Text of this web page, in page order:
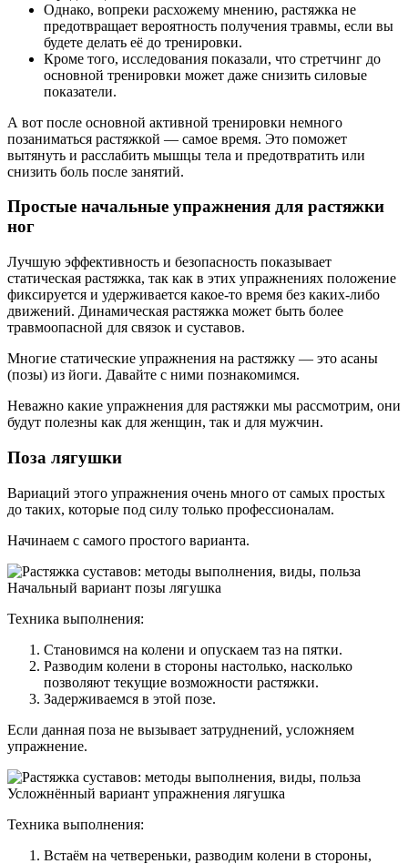
Однако, вопреки расхожему мнению, растяжка не
предотвращает вероятность получения травмы, если вы
будете делать её до тренировки.
Кроме того, исследования показали, что стретчинг до
основной тренировки может даже снизить силовые
показатели.
А вот после основной активной тренировки немного
позаниматься растяжкой — самое время. Это поможет
вытянуть и расслабить мышцы тела и предотвратить или
снизить боль после занятий.
Простые начальные упражнения для растяжки
ног
Лучшую эффективность и безопасность показывает
статическая растяжка, так как в этих упражнениях положение
фиксируется и удерживается какое-то время без каких-либо
движений. Динамическая растяжка может быть более
травмоопасной для связок и суставов.
Многие статические упражнения на растяжку — это асаны
(позы) из йоги. Давайте с ними познакомимся.
Неважно какие упражнения для растяжки мы рассмотрим, они
будут полезны как для женщин, так и для мужчин.
Поза лягушки
Вариаций этого упражнения очень много от самых простых
до таких, которые под силу только профессионалам.
Начинаем с самого простого варианта.
Начальный вариант позы лягушка
Техника выполнения:
Становимся на колени и опускаем таз на пятки.
Разводим колени в стороны настолько, насколько
позволяют текущие возможности растяжки.
Задерживаемся в этой позе.
Если данная поза не вызывает затруднений, усложняем
упражнение.
Усложнённый вариант упражнения лягушка
Техника выполнения:
Встаём на четвереньки, разводим колени в стороны,